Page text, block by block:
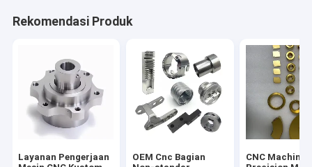
Rekomendasi Produk
Layanan Pengerjaan
OEM Cnc Bagian
CNC